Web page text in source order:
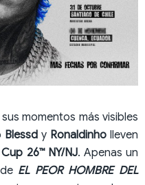
momentos más visibles
Blessd y Ronaldinho lleven
26™ NY/NJ. Apenas un
EL PEOR HOMBRE DEL